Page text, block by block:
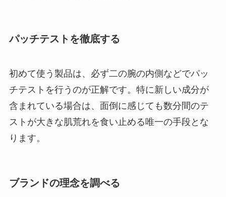
パッチテストを徹底する
初めて使う製品は、必ず二の腕の内側などでパッ
チテストを行うのが正解です。特に新しい成分が
含まれている場合は、面倒に感じても数分間のテ
ストが大きな肌荒れを食い止める唯一の手段とな
ります。
ブランドの理念を調べる